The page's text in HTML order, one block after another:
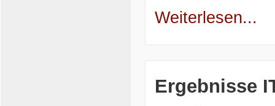
Weiterlesen...
Ergebnisse